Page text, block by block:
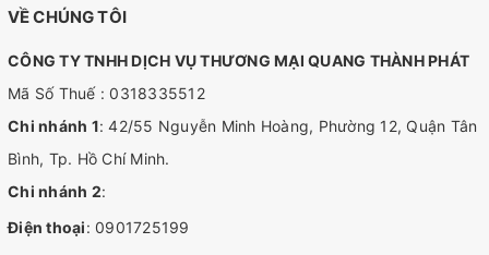
VỀ CHÚNG TÔI
CÔNG TY TNHH DỊCH VỤ THƯƠNG MẠI QUANG THÀNH PHÁT
Mã Số Thuế : 0318335512
Chi nhánh 1: 42/55 Nguyễn Minh Hoàng, Phường 12, Quận Tân
Bình, Tp. Hồ Chí Minh.
Chi nhánh 2:
Điện thoại: 0901725199